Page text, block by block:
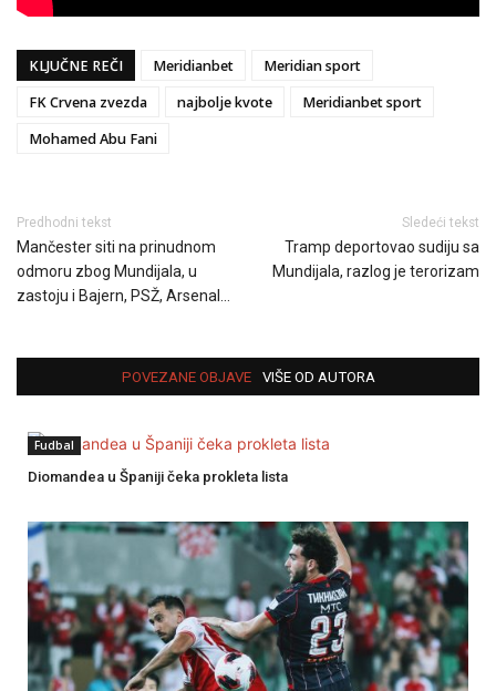
KLJUČNE REČI Meridianbet
Meridian sport
FK Crvena zvezda
najbolje kvote
Meridianbet sport
Mohamed Abu Fani
Predhodni tekst
Mančester siti na prinudnom
odmoru zbog Mundijala, u
zastoju i Bajern, PSŽ, Arsenal…
Sledeći tekst
Tramp deportovao sudiju sa
Mundijala, razlog je terorizam
POVEZANE OBJAVE VIŠE OD AUTORA
Fudbal
Diomandea u Španiji čeka prokleta lista